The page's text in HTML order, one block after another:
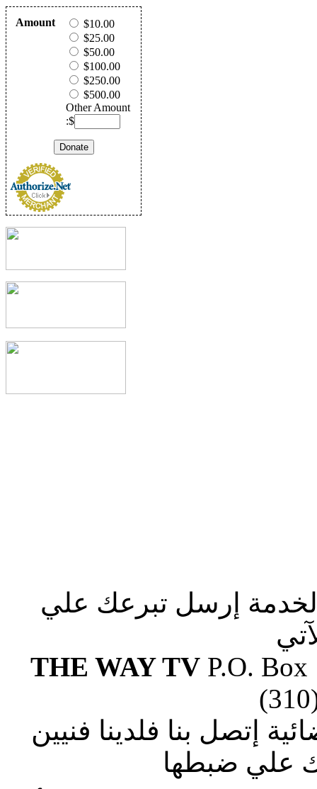
Amount
$10.00
$25.00
$50.00
$100.00
$250.00
$500.00
Other Amount
:$
إرسل تبرعك علي
THE WAY TVP.O. Box
إتصل بنا فلدينا فنيين
علي ضبطها